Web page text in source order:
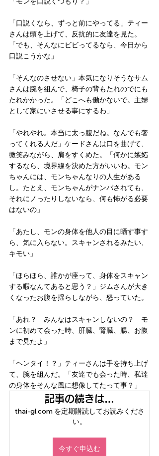
「口説くなら、ずっと前にやってる」ティー
さんは頭を上げて、反抗的に友達を見た。
「でも、そんなにビビってるなら、今日から
口説こうかな」
「そんなのさせない」本気になりそうなサム
さんは腕を組んで、椅子の背もたれのでにも
たれかかった。「どこへも働かないで。主婦
として家にいさせる事にするわ」
「やれやれ。本当に太っ腹だね。なんでも奢
ってくれる人だ」ケードさんは口を曲げて、
微笑みながら、肩をすくめた。「何かに嫉妬
するなら、境界線を決めた方がいいわ。モン
ちゃんには、モンちゃんなりの人生がある
し。たとえ、モンちゃんがナンパされても、
それにノったりしないなら、何も怖がる必要
はないの」
「あたし、モンの身体を他人の目に晒す事す
ら、気に入らない。スキャンされるみたい、
キモい」
「ほらほら、誰かが座って、身体をスキャン
する暇なんてあると思う？」ジムさんが大き
くなったお腹を揺らしながら、怒っていた。
「あれ？　みんなはスキャンしないの？　モ
ンに初めて会った時、肝臓、腎臓、腸、お腹
まで見たよ」
「ヘンタイ！？」ティーさんは手を持ち上げ
て、腕を組んだ。「友達でも会った時、私達
の身体をそんな風に想像してたって事？」
記事の続きは…
thai-gl.com を定期購読してお読みくださ
い。
今すぐ申込む